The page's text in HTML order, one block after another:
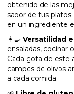
obtenido de las
sabor de tus
en un ingrediente
👩‍🍳 Versatilidad
ensaladas, cocinar
Cada gota de este
campos de olivos
a cada comida.